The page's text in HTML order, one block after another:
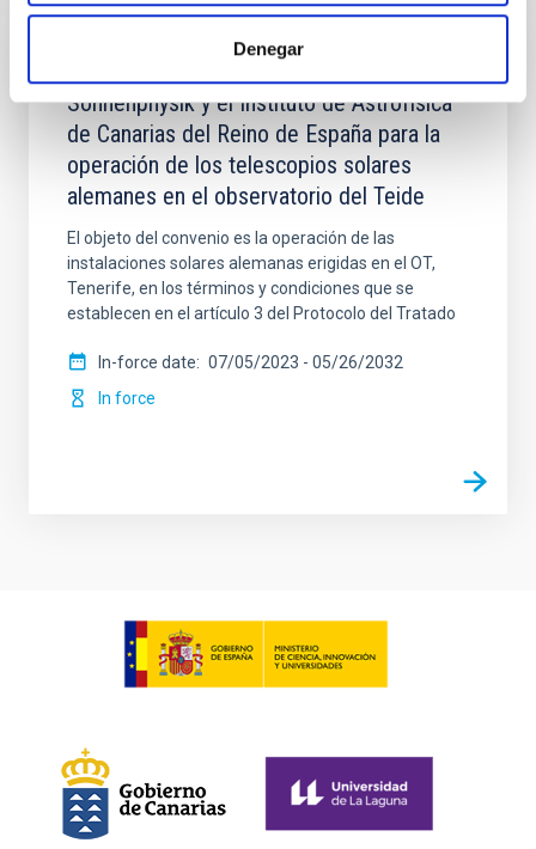
Denegar
Sonnenphysik y el Instituto de Astrofísica
de Canarias del Reino de España para la
operación de los telescopios solares
alemanes en el observatorio del Teide
El objeto del convenio es la operación de las
instalaciones solares alemanas erigidas en el OT,
Tenerife, en los términos y condiciones que se
establecen en el artículo 3 del Protocolo del Tratado
In-force date 07/05/2023 - 05/26/2032
In force